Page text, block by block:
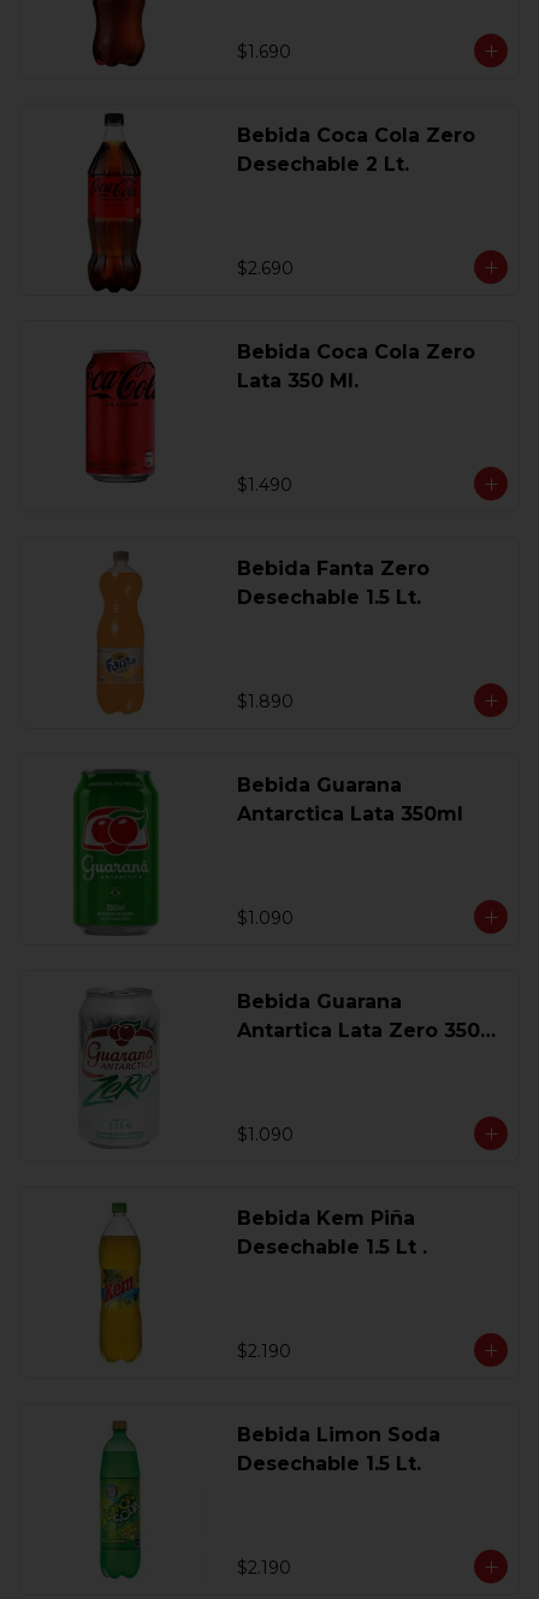
$1.690
Bebida Coca Cola Zero
Desechable 2 Lt.
$2.690
Bebida Coca Cola Zero
Lata 350 Ml.
$1.490
Bebida Fanta Zero
Desechable 1.5 Lt.
$1.890
Bebida Guarana
Antarctica Lata 350ml
$1.090
Bebida Guarana
Antartica Lata Zero 350
$1.090
Bebida Kem Piña
Desechable 1.5 Lt .
$2.190
Bebida Limon Soda
Desechable 1.5 Lt.
$2.190